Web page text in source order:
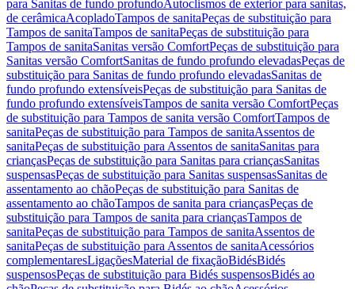
para Sanitas de fundo profundoAutoclismos de exterior para sanitas,
de cerâmicaAcopladoTampos de sanitaPeças de substituição para
Tampos de sanitaTampos de sanitaPeças de substituição para
Tampos de sanitaSanitas versão ComfortPeças de substituição para
Sanitas versão ComfortSanitas de fundo profundo elevadasPeças de
substituição para Sanitas de fundo profundo elevadasSanitas de
fundo profundo extensíveisPeças de substituição para Sanitas de
fundo profundo extensíveisTampos de sanita versão ComfortPeças
de substituição para Tampos de sanita versão ComfortTampos de
sanitaPeças de substituição para Tampos de sanitaAssentos de
sanitaPeças de substituição para Assentos de sanitaSanitas para
criançasPeças de substituição para Sanitas para criançasSanitas
suspensasPeças de substituição para Sanitas suspensasSanitas de
assentamento ao chãoPeças de substituição para Sanitas de
assentamento ao chãoTampos de sanita para criançasPeças de
substituição para Tampos de sanita para criançasTampos de
sanitaPeças de substituição para Tampos de sanitaAssentos de
sanitaPeças de substituição para Assentos de sanitaAcessórios
complementaresLigaçõesMaterial de fixaçãoBidésBidés
suspensosPeças de substituição para Bidés suspensosBidés ao